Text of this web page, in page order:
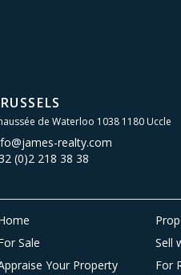
de Waterloo 1038 1180 Uccle
realty.com
(0)2 218 38 38
Sale
Sell
Your Property
For